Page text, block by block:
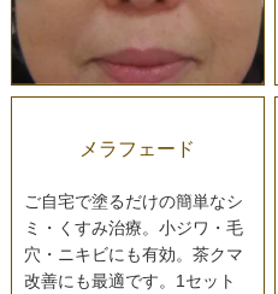
メラフェード
ご自宅で塗るだけの簡単なシ
ミ・くすみ治療。小ジワ・毛
穴・ニキビにも有効。茶クマ
改善にも最適です。1セット